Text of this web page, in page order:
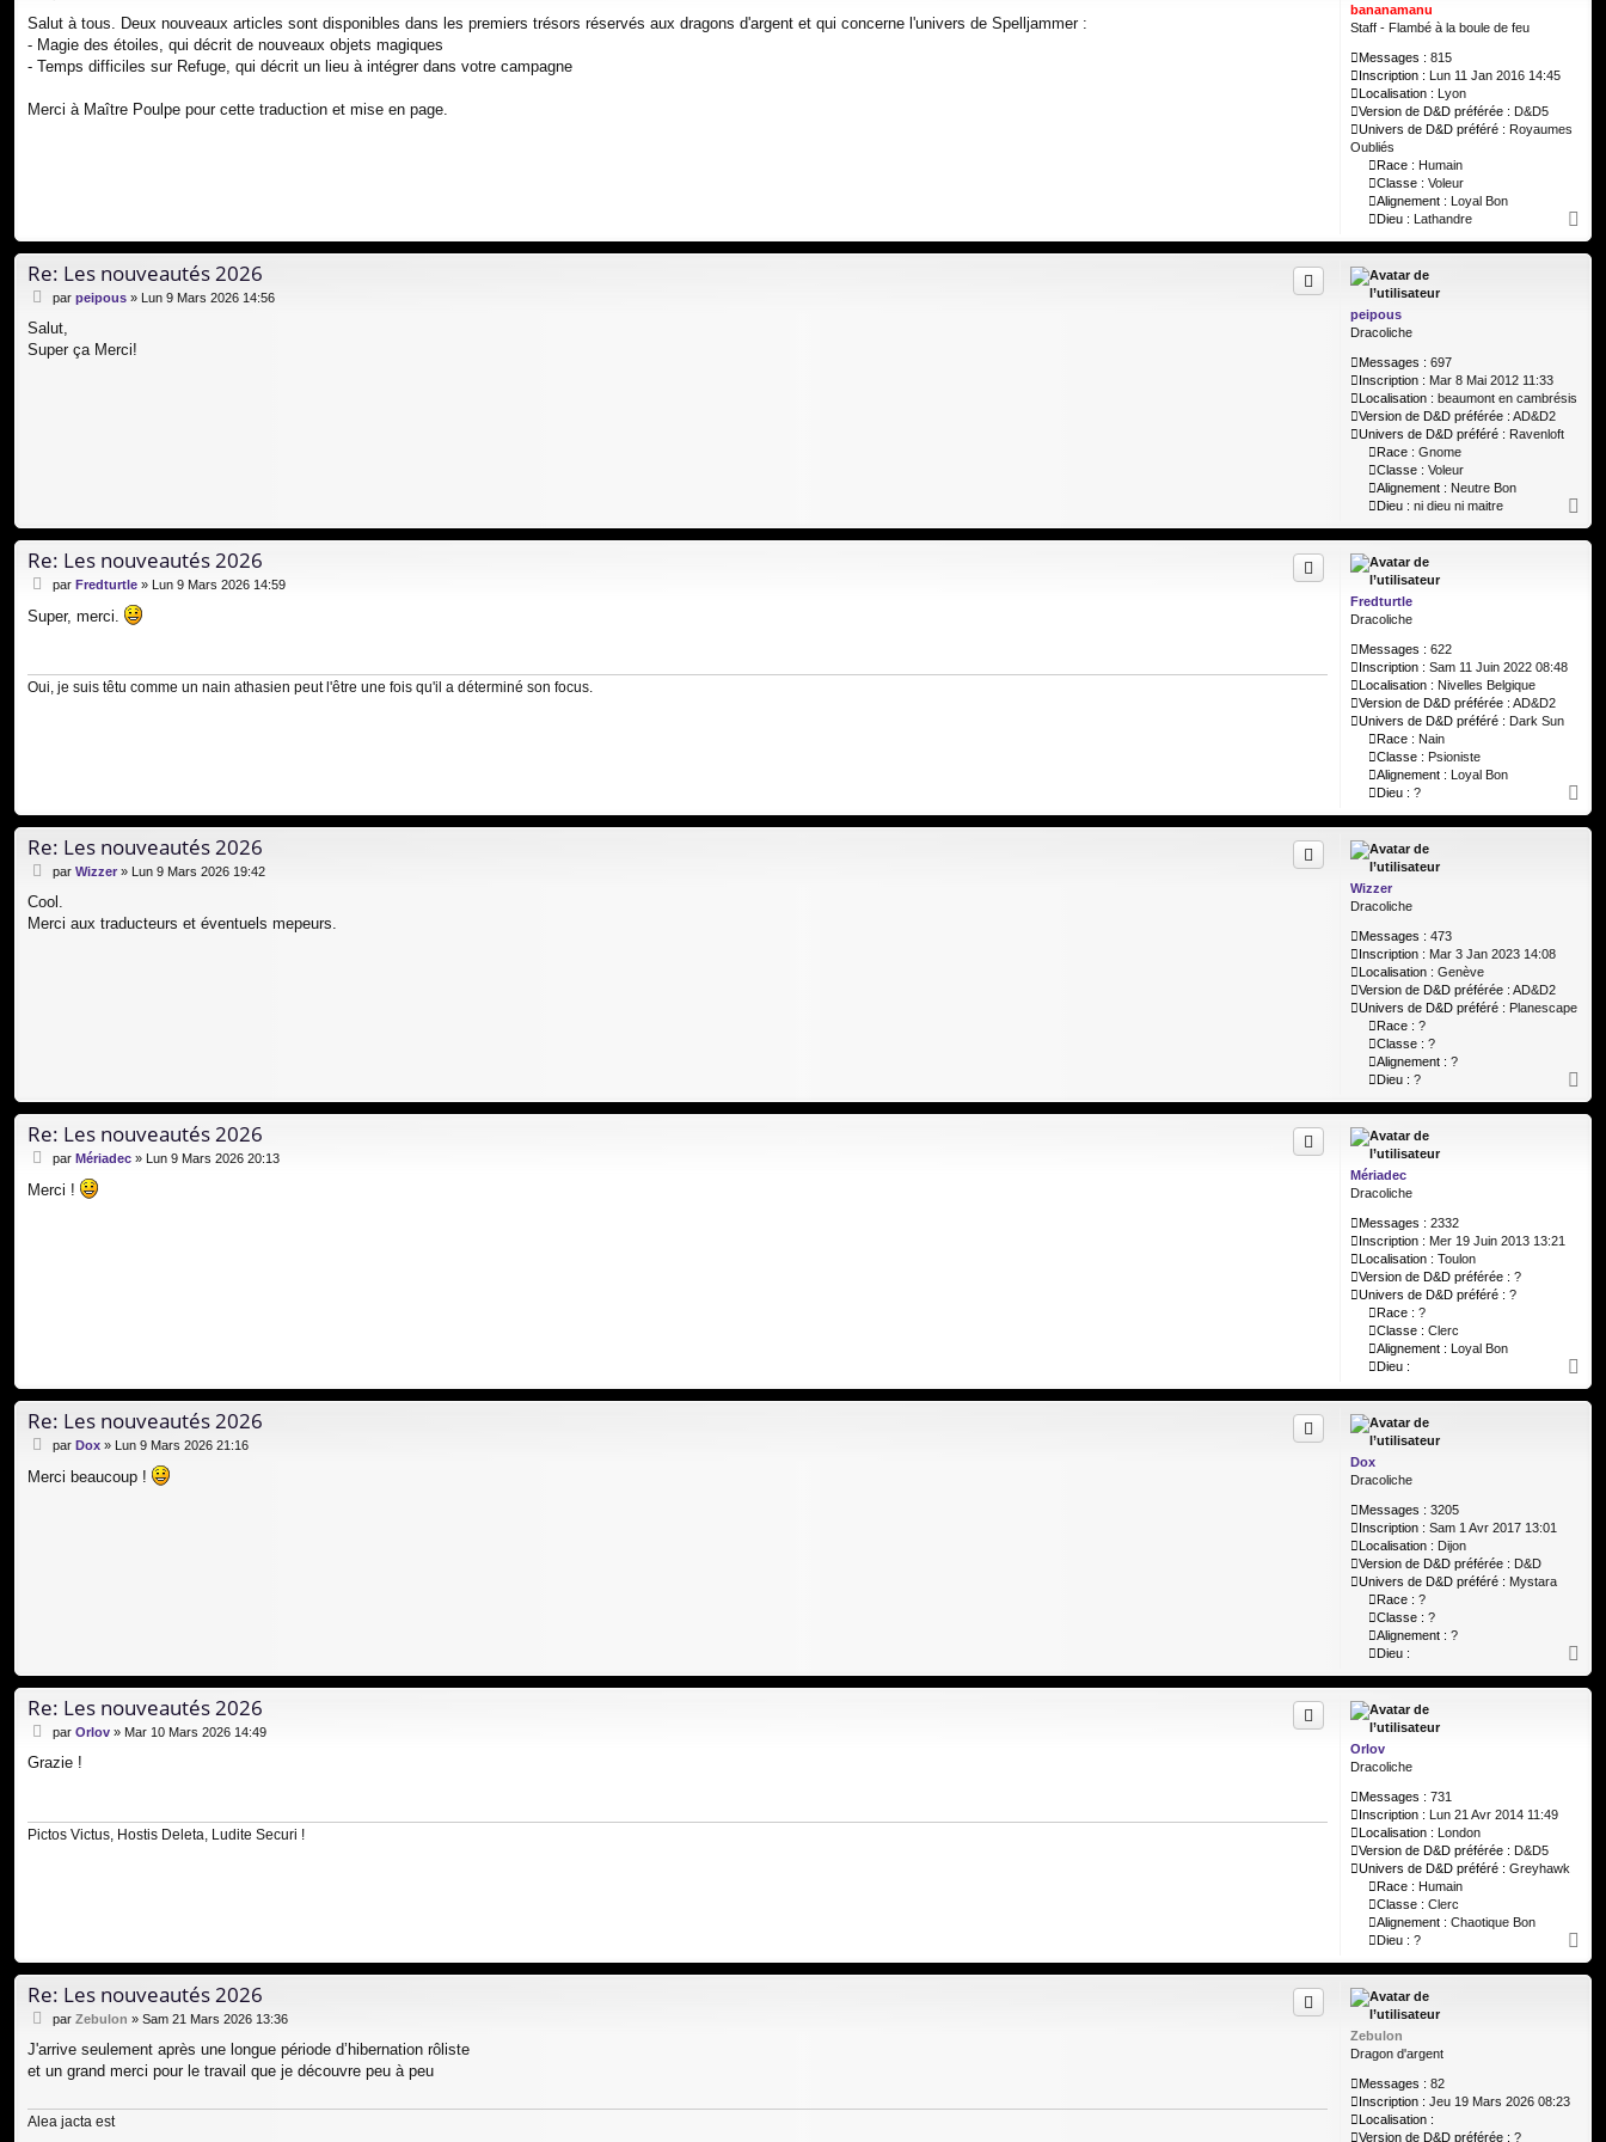
bananamanu
Staff - Flambé à la boule de feu
Messages : 815
Inscription : Lun 11 Jan 2016 14:45
Localisation : Lyon
Version de D&D préférée : D&D5
Univers de D&D préféré : Royaumes
Oubliés
Race : Humain
Classe : Voleur
Alignement : Loyal Bon
Dieu : Lathandre
s
s
a
Salut à tous. Deux nouveaux articles sont disponibles dans les premiers trésors réservés aux dragons d'argent et qui concerne l'univers de Spelljammer :
- Magie des étoiles, qui décrit de nouveaux objets magiques
- Temps difficiles sur Refuge, qui décrit un lieu à intégrer dans votre campagne
Merci à Maître Poulpe pour cette traduction et mise en page.
a
u
peipous
Dracoliche
Messages : 697
Inscription : Mar 8 Mai 2012 11:33
Localisation : beaumont en cambrésis
Version de D&D préférée : AD&D2
Univers de D&D préféré : Ravenloft
Race : Gnome
Classe : Voleur
Alignement : Neutre Bon
Dieu : ni dieu ni maitre
Re: Les nouveautés 2026
M
s
s
par peipous » Lun 9 Mars 2026 14:56
Salut,
Super ça Merci!
a
u
Fredturtle
Dracoliche
Messages : 622
Inscription : Sam 11 Juin 2022 08:48
Localisation : Nivelles Belgique
Version de D&D préférée : AD&D2
Univers de D&D préféré : Dark Sun
Race : Nain
Classe : Psioniste
Alignement : Loyal Bon
Dieu : ?
Re: Les nouveautés 2026
M
s
g
e
par Fredturtle » Lun 9 Mars 2026 14:59
Super, merci.
Oui, je suis têtu comme un nain athasien peut l'être une fois qu'il a déterminé son focus.
a
u
Wizzer
Dracoliche
Messages : 473
Inscription : Mar 3 Jan 2023 14:08
Localisation : Genève
Version de D&D préférée : AD&D2
Univers de D&D préféré : Planescape
Race : ?
Classe : ?
Alignement : ?
Dieu : ?
Re: Les nouveautés 2026
M
s
s
par Wizzer » Lun 9 Mars 2026 19:42
Cool.
Merci aux traducteurs et éventuels mepeurs.
a
u
Mériadec
Dracoliche
Messages : 2332
Inscription : Mer 19 Juin 2013 13:21
Localisation : Toulon
Version de D&D préférée : ?
Univers de D&D préféré : ?
Race : ?
Classe : Clerc
Alignement : Loyal Bon
Dieu :
Re: Les nouveautés 2026
M
s
par Mériadec » Lun 9 Mars 2026 20:13
Merci !
a
u
Dox
Dracoliche
Messages : 3205
Inscription : Sam 1 Avr 2017 13:01
Localisation : Dijon
Version de D&D préférée : D&D
Univers de D&D préféré : Mystara
Race : ?
Classe : ?
Alignement : ?
Dieu :
Re: Les nouveautés 2026
M
s
par Dox » Lun 9 Mars 2026 21:16
Merci beaucoup !
a
u
Orlov
Dracoliche
Messages : 731
Inscription : Lun 21 Avr 2014 11:49
Localisation : London
Version de D&D préférée : D&D5
Univers de D&D préféré : Greyhawk
Race : Humain
Classe : Clerc
Alignement : Chaotique Bon
Dieu : ?
Re: Les nouveautés 2026
M
s
g
e
par Orlov » Mar 10 Mars 2026 14:49
Grazie !
Pictos Victus, Hostis Deleta, Ludite Securi !
a
u
Zebulon
Dragon d'argent
Messages : 82
Inscription : Jeu 19 Mars 2026 08:23
Localisation :
Version de D&D préférée : ?
Re: Les nouveautés 2026
M
s
s
g
e
par Zebulon » Sam 21 Mars 2026 13:36
J'arrive seulement après une longue période d’hibernation rôliste
et un grand merci pour le travail que je découvre peu à peu
Alea jacta est